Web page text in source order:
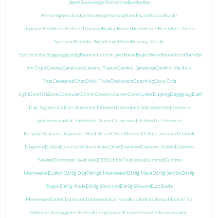
StærkBookningerBorderlineBorderline
PersonlighedsforstyrrelseBorgerforslagBrandmand Brasso Braste
DrømmeBrevBreveBristede DrømmeBryllup BrysterBrækBrænd Brændene Mund
SyndromBrændte Børn BudgetBumsBurning Mouth
SyndromBusByggesagkyndigBækkenbundskuglerBænkBøgerBøjlerBønnebord Børn Børnebog
the CopsCaminoCaminoenCamino FranceCamino SanabréaCamino Via de la
PlataCelleskrabChatChick FlicksChokoladeCoachingCoca Cola
LightComfortZoneComputerConchCowboystøvlerCykelCysterDagbogDagligdag.Daith
Dag Jeg Skal Dø Den Stikkende FirkløverDepositumDepression Depressions
Tømmermænd De Stikkende DamerDetaljenørd DetaljerDet Lyserøde
Hospital DiagnoseDiagnoserDildo DildoerDirndl Dirrea DIYDo-it-yourselfDobbelt
DiagnoseDollarsDonorkortDronningen DrukDrømmeDrømme. KnirkeDrømme
FølelserDrømmer Livet VækDSBDubberDukkehusDumhed Dumme
MenneskerDysforiDårlig DagDårlige MenneskerDårlig MaveDårlig ServiceDårlig
Slogan Dårlig ÅndeDårlig ØkonomiDårlig ØkoomiDød Døde
MenneskerDøden DødsstrafDødsønskeDø MaveEddikeEl Ella Empati Enhed for
Selvmordsforbyggelse RisskovEnnegrammetEnsomEnsomhed EnvirosaxEx-